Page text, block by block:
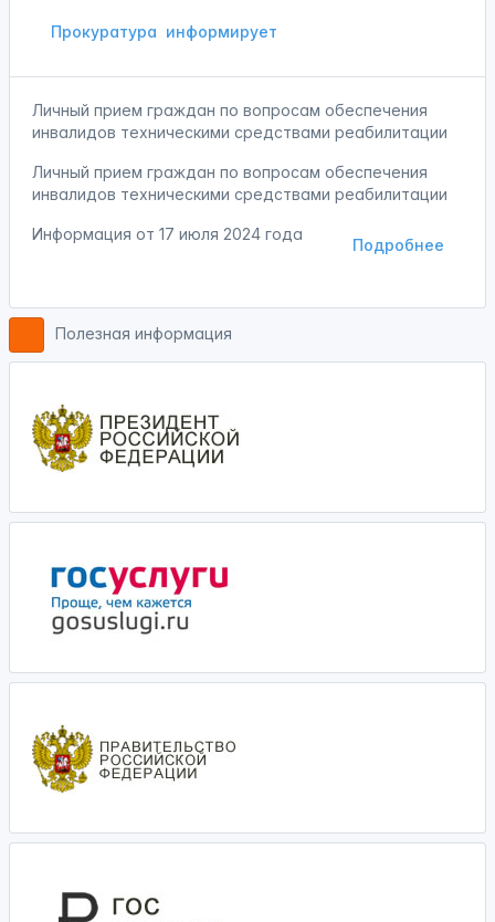
Прокуратура информирует
Личный прием граждан по вопросам обеспечения
инвалидов техническими средствами реабилитации
Личный прием граждан по вопросам обеспечения
инвалидов техническими средствами реабилитации
Подробнее
Информация от 17 июля 2024 года
Полезная информация